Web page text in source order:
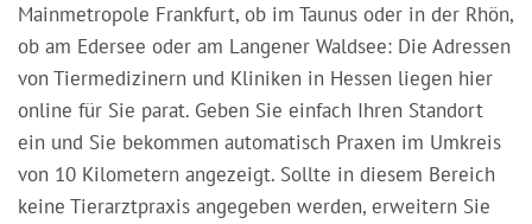
Mainmetropole Frankfurt, ob im Taunus oder in der Rhön,
ob am Edersee oder am Langener Waldsee: Die Adressen
von Tiermedizinern und Kliniken in Hessen liegen hier
online für Sie parat. Geben Sie einfach Ihren Standort
ein und Sie bekommen automatisch Praxen im Umkreis
von 10 Kilometern angezeigt. Sollte in diesem Bereich
keine Tierarztpraxis angegeben werden, erweitern Sie